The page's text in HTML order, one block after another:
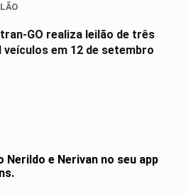
GO realiza leilão de três
veículos em 12 de setembro
Nerildo e Nerivan no seu app